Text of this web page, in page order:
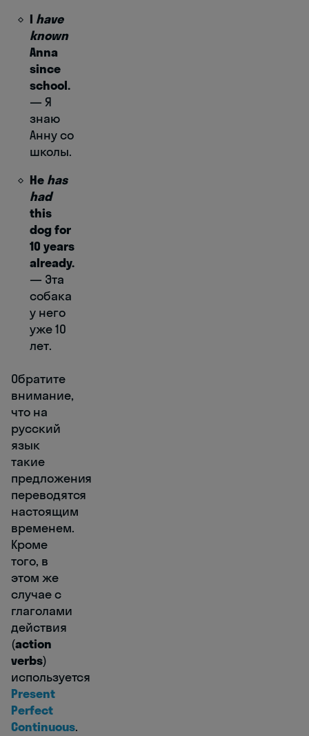
I have
known
Anna
since
school.
― Я
знаю
Анну со
школы.
He has
had
this
dog for
10 years
already.
― Эта
собака
у него
уже 10
лет.
Обратите
внимание,
что на
русский
язык
такие
предложения
переводятся
настоящим
временем.
Кроме
того, в
этом же
случае с
глаголами
действия
(action
verbs)
используется
Present
Perfect
Continuous.